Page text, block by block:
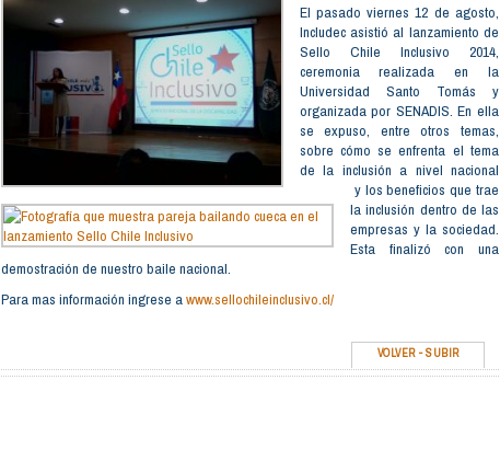
AUMENTAR
O
DISMINUIR
VOLUMEN.
El pasado viernes 12 de agosto,
Includec asistió al lanzamiento de
Sello Chile Inclusivo 2014,
ceremonia realizada en la
Universidad Santo Tomás y
organizada por SENADIS. En ella
se expuso, entre otros temas,
sobre cómo se enfrenta el tema
de la inclusión a nivel nacional
y los beneficios que trae
la inclusión dentro de las
empresas y la sociedad.
Esta finalizó con una
demostración de nuestro baile nacional.
Para mas información ingrese awww.sellochileinclusivo.cl/
VOLVER-SUBIR